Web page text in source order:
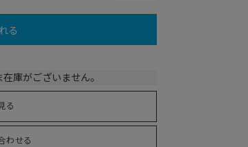
る
庫がございません。
る
わせる